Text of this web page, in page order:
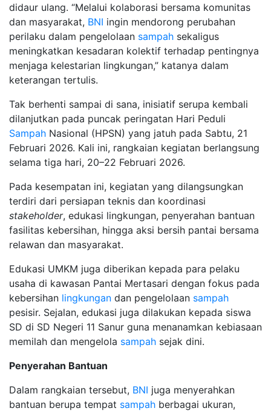
didaur ulang. “Melalui kolaborasi bersama komunitas
dan masyarakat, BNI ingin mendorong perubahan
perilaku dalam pengelolaan sampah sekaligus
meningkatkan kesadaran kolektif terhadap pentingnya
menjaga kelestarian lingkungan,” katanya dalam
keterangan tertulis.
Tak berhenti sampai di sana, inisiatif serupa kembali
dilanjutkan pada puncak peringatan Hari Peduli
Sampah Nasional (HPSN) yang jatuh pada Sabtu, 21
Februari 2026. Kali ini, rangkaian kegiatan berlangsung
selama tiga hari, 20–22 Februari 2026.
Pada kesempatan ini, kegiatan yang dilangsungkan
terdiri dari persiapan teknis dan koordinasi
stakeholder, edukasi lingkungan, penyerahan bantuan
fasilitas kebersihan, hingga aksi bersih pantai bersama
relawan dan masyarakat.
Edukasi UMKM juga diberikan kepada para pelaku
usaha di kawasan Pantai Mertasari dengan fokus pada
kebersihan lingkungan dan pengelolaan sampah
pesisir. Sejalan, edukasi juga dilakukan kepada siswa
SD di SD Negeri 11 Sanur guna menanamkan kebiasaan
memilah dan mengelola sampah sejak dini.
Penyerahan Bantuan
Dalam rangkaian tersebut, BNI juga menyerahkan
bantuan berupa tempat sampah berbagai ukuran,